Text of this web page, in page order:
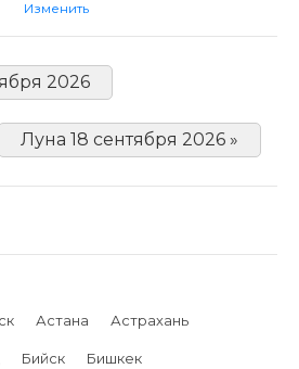
Изменить
2026
Луна 18 сентября 2026 »
Астана Астрахань
Бийск Бишкек